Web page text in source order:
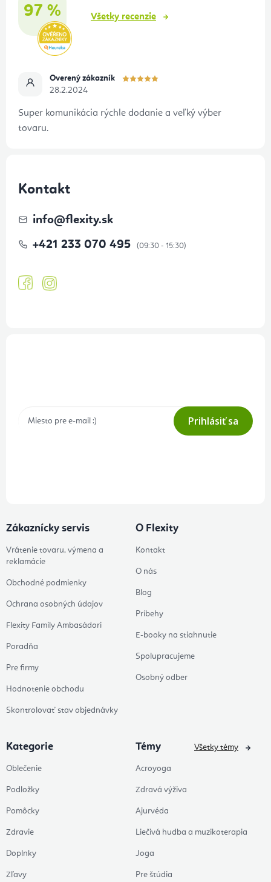
97 % Všetky recenzie
Overený zákazník
28.2.2024
Super komunikácia rýchle dodanie a veľký výber
tovaru.
Kontakt
info@flexity.sk
+421 233 070 495
Prihlásiť sa
Zákaznícky servis
Vrátenie tovaru, výmena a
reklamácie
Obchodné podmienky
Ochrana osobných údajov
Flexity Family Ambasádori
Poradňa
Pre firmy
Hodnotenie obchodu
Skontrolovať stav objednávky
O Flexity
Kontakt
O nás
Blog
Príbehy
E-booky na stiahnutie
Spolupracujeme
Osobný odber
Kategorie
Oblečenie
Podložky
Pomôcky
Zdravie
Doplnky
Zľavy
Témy
Acroyoga
Zdravá výživa
Ajurvéda
Liečivá hudba a muzikoterapia
Joga
Pre štúdia
Všetky témy